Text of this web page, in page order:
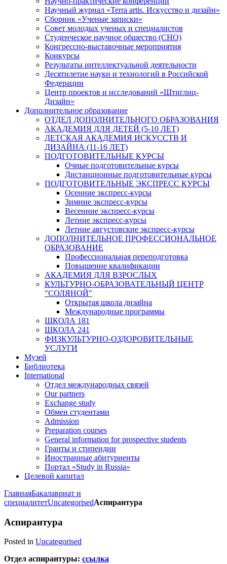
Научный журнал «Terra artis. Искусство и дизайн»
Сборник «Ученые записки»
Совет молодых ученых и специалистов
Студенческое научное общество (СНО)
Конгрессно-выставочные мероприятия
Конкурсы
Результаты интеллектуальной деятельности
Десятилетие науки и технологий в Российской
Федерации
Центр проектов и исследований «Штиглиц-
Дизайн»
Дополнительное образование
ОТДЕЛ ДОПОЛНИТЕЛЬНОГО ОБРАЗОВАНИЯ
АКАДЕМИЯ ДЛЯ ДЕТЕЙ (5-10 ЛЕТ)
ДЕТСКАЯ АКАДЕМИЯ ИСКУССТВ И
ДИЗАЙНА (11-16 ЛЕТ)
ПОДГОТОВИТЕЛЬНЫЕ КУРСЫ
Очные подготовительные курсы
Дистанционные подготовительные курсы
ПОДГОТОВИТЕЛЬНЫЕ ЭКСПРЕСС КУРСЫ
Осенние экспресс-курсы
Зимние экспресс-курсы
Весенние экспресс-курсы
Летние экспресс-курсы
Летние августовские экспресс-курсы
ДОПОЛНИТЕЛЬНОЕ ПРОФЕССИОНАЛЬНОЕ
ОБРАЗОВАНИЕ
Профессиональная переподготовка
Повышение квалификации
АКАДЕМИЯ ДЛЯ ВЗРОСЛЫХ
КУЛЬТУРНО-ОБРАЗОВАТЕЛЬНЫЙ ЦЕНТР
"СОЛЯНОЙ"
Открытая школа дизайна
Международные программы
ШКОЛА 181
ШКОЛА 241
ФИЗКУЛЬТУРНО-ОЗДОРОВИТЕЛЬНЫЕ
УСЛУГИ
Музей
Библиотека
International
Отдел международных связей
Our partners
Exchange study
Обмен студентами
Admission
Preparation courses
General information for prospective students
Гранты и стипендии
Иностранные абитуриенты
Портал «Study in Russia»
Целевой капитал
ГлавнаяБакалавриат и
специалитетUncategorisedАспирантура
Аспирантура
Posted in Uncategorised
Отдел аспирантуры: ссылка